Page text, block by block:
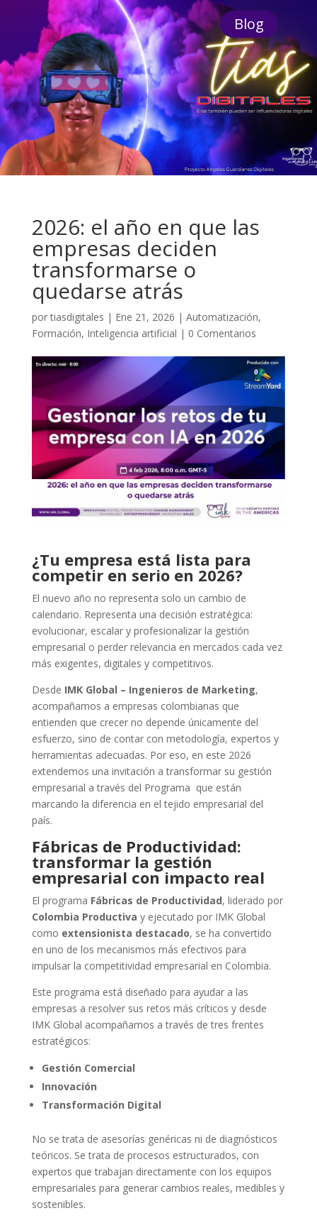
Blog
2026: el año en que las
empresas deciden
transformarse o
quedarse atrás
portiasdigitales | Ene 21, 2026 | Automatización,
Formación, Inteligencia artificial | 0 Comentarios
¿Tu empresa está lista para
competir en serio en 2026?
El nuevo año no representa solo un cambio de
calendario. Representa una decisión estratégica:
evolucionar, escalar y profesionalizar la gestión
empresarial o perder relevancia en mercados cada vez
más exigentes, digitales y competitivos.
Desde IMK Global – Ingenieros de Marketing,
acompañamos a empresas colombianas que
entienden que crecer no depende únicamente del
esfuerzo, sino de contar con metodología, expertos y
herramientas adecuadas. Por eso, en este 2026
extendemos una invitación a transformar su gestión
empresarial a través del Programa que están
marcando la diferencia en el tejido empresarial del
país.
Fábricas de Productividad:
transformar la gestión
empresarial con impacto real
El programa Fábricas de Productividad, liderado por
Colombia Productiva y ejecutado por IMK Global
como extensionista destacado, se ha convertido
en uno de los mecanismos más efectivos para
impulsar la competitividad empresarial en Colombia.
Este programa está diseñado para ayudar a las
empresas a resolver sus retos más críticos y desde
IMK Global acompañamos a través de tres frentes
estratégicos:
Gestión Comercial
Innovación
Transformación Digital
No se trata de asesorías genéricas ni de diagnósticos
teóricos. Se trata de procesos estructurados, con
expertos que trabajan directamente con los equipos
empresariales para generar cambios reales, medibles y
sostenibles.